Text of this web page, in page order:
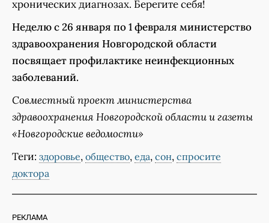
хронических диагнозах. Берегите себя!
Неделю с 26 января по 1 февраля министерство
здравоохранения Новгородской области
посвящает профилактике неинфекционных
заболеваний.
Совместный проект министерства
здравоохранения Новгородской области и газеты
«Новгородские ведомости»
Теги: здоровье, общество, еда, сон, спросите
доктора
РЕКЛАМА